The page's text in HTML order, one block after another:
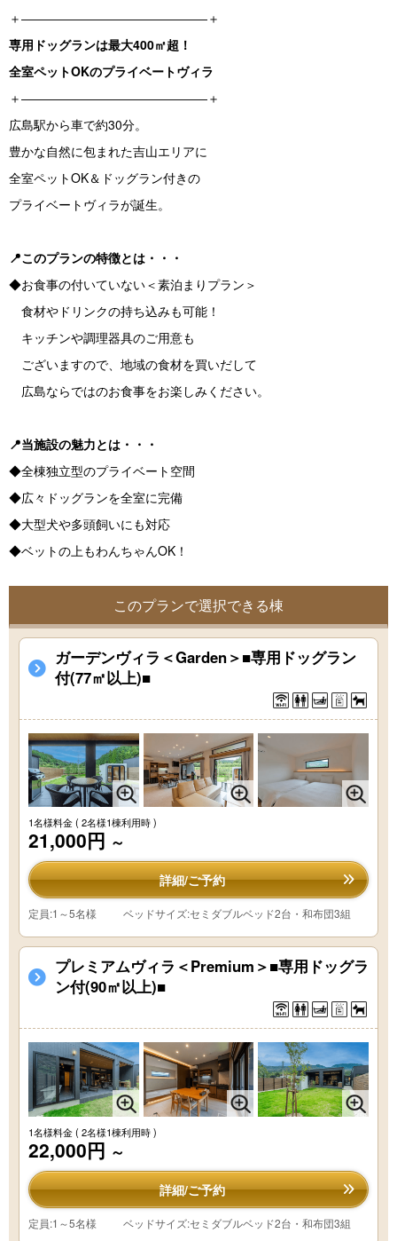
s
＋―――――――――――――――＋
専用ドッグランは最大400㎡超！
全室ペットOKのプライベートヴィラ
＋―――――――――――――――＋
広島駅から車で約30分。
豊かな自然に包まれた吉山エリアに
全室ペットOK＆ドッグラン付きの
プライベートヴィラが誕生。
📍このプランの特徴とは・・・
◆お食事の付いていない＜素泊まりプラン＞
食材やドリンクの持ち込みも可能！
キッチンや調理器具のご用意も
ございますので、地域の食材を買いだして
広島ならではのお食事をお楽しみください。
📍当施設の魅力とは・・・
◆全棟独立型のプライベート空間
◆広々ドッグランを全室に完備
◆大型犬や多頭飼いにも対応
◆ベットの上もわんちゃんOK！
このプランで選択できる棟
ガーデンヴィラ＜Garden＞■専用ドッグラン
付(77㎡以上)■
1名様料金( 2名様1棟利用時 )
21,000円 ～
詳細/ご予約
定員:1～5名様 ベッドサイズ:セミダブルベッド2台・和布団3組
プレミアムヴィラ＜Premium＞■専用ドッグラ
ン付(90㎡以上)■
1名様料金( 2名様1棟利用時 )
22,000円 ～
詳細/ご予約
定員:1～5名様 ベッドサイズ:セミダブルベッド2台・和布団3組